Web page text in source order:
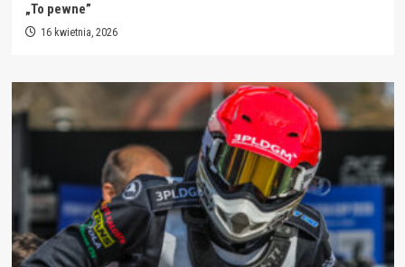
„To pewne”
16 kwietnia, 2026